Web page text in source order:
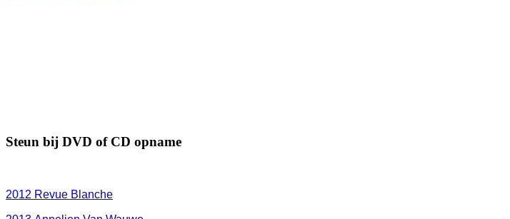
Steun bij DVD of CD opname
2012 Revue Blanche